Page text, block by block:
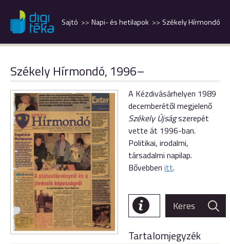
Székely Hírmondó
Napi- és hetilapok
Sajtó
Székely Hírmondó, 1996–
A Kézdivásárhelyen 1989
decemberétől megjelenő
Székely Újságszerepét
vette át 1996-ban.
Politikai, irodalmi,
társadalmi napilap.
Bővebben itt.
Tartalomjegyzék